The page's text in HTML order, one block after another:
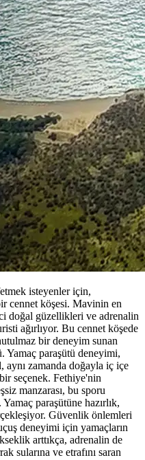
isteyenler için,
cennet köşesi. Mavinin en
doğal güzellikleri ve adrenalin
ağırlıyor. Bu cennet köşede
bir deneyim sunan
Yamaç paraşütü deneyimi,
aynı zamanda doğayla iç içe
seçenek. Fethiye'nin
manzarası, bu sporu
paraşütüne hazırlık,
Güvenlik önlemleri
deneyimi için yamaçların
arttıkça, adrenalin de
sularına ve etrafını saran